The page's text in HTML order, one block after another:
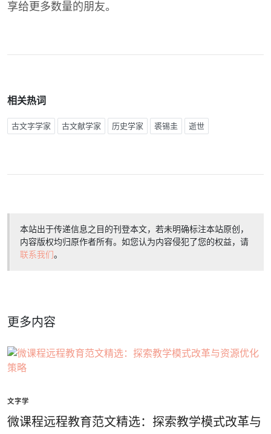
享给更多数量的朋友。
相关热词
古文字学家 古文献学家 历史学家 裘锡圭 逝世
本站出于传递信息之目的刊登本文，若未明确标注本站原创，
内容版权均归原作者所有。如您认为内容侵犯了您的权益，请
联系我们。
更多内容
文字学
微课程远程教育范文精选：探索教学模式改革与